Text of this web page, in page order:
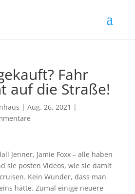
Fahr
auf die Straße!
| Aug. 26, 2021 |
Jenner, Jamie Foxx – alle haben
sie posten Videos, wie sie damit
Kein Wunder, dass man
hätte. Zumal einige neuere